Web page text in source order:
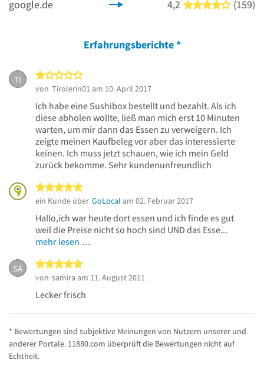
google.de 4,2 4 von 5
(159)
Erfahrungsberichte*
TI
von Tirolerin01 am 10. April 2017
Ich habe eine Sushibox bestellt und bezahlt. Als ich
diese abholen wollte, ließ man mich erst 10 Minuten
warten, um mir dann das Essen zu verweigern. Ich
zeigte meinen Kaufbeleg vor aber das interessierte
keinen. Ich muss jetzt schauen, wie ich mein Geld
zurück bekomme. Sehr kundenunfreundlich
ein Kunde über GoLocal am 02. Februar 2017
Hallo,ich war heute dort essen und ich finde es gut
weil die Preise nicht so hoch sind UND das Esse...
mehr lesen …
SA
von samira am 11. August 2011
Lecker frisch
* Bewertungen sind subjektive Meinungen von Nutzern unserer und
anderer Portale. 11880.com überprüft die Bewertungen nicht auf
Echtheit.